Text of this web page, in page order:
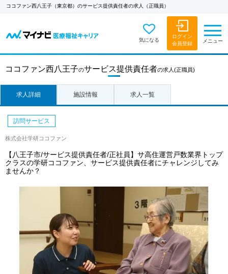
ココファン西八王子（東京都）のサービス提供責任者の求人（正職員）
気になる
ログイン
会員登録
メニュー
ココファン西八王子のサービス提供責任者の求人 (正職員)
求人詳細 施設情報 求人一覧
訪問サービス
株式会社学研ココファン
【八王子市/サービス提供責任者/正社員】サ高住運営戸数業界トップ
クラスの学研ココファン、サービス提供責任者にチャレンジしてみ
ませんか？